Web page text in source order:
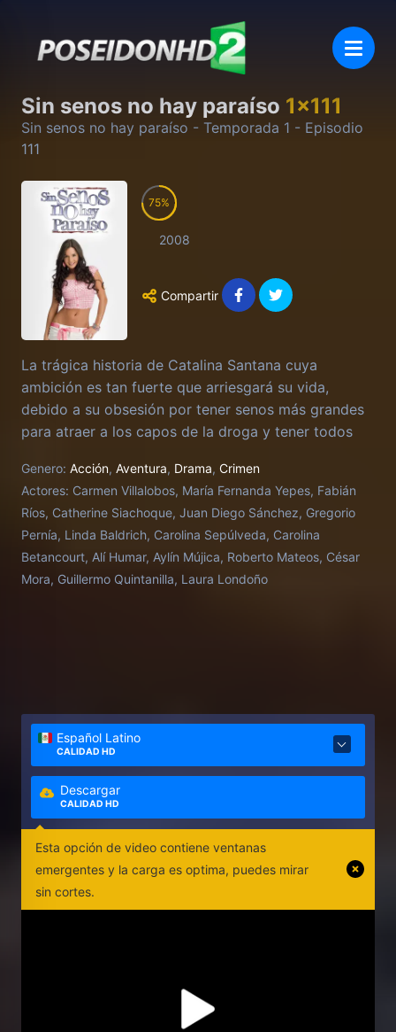
Sin senos no hay paraíso 1x111
Sin senos no hay paraíso - Temporada 1 - Episodio
111
75
2008
Compartir
La trágica historia de Catalina Santana cuya
ambición es tan fuerte que arriesgará su vida,
debido a su obsesión por tener senos más grandes
para atraer a los capos de la droga y tener todos
Genero: Acción, Aventura, Drama, Crimen
Actores: Carmen Villalobos, María Fernanda Yepes, Fabián
Ríos, Catherine Siachoque, Juan Diego Sánchez, Gregorio
Pernía, Linda Baldrich, Carolina Sepúlveda, Carolina
Betancourt, Alí Humar, Aylín Mújica, Roberto Mateos, César
Mora, Guillermo Quintanilla, Laura Londoño
Español Latino
CALIDAD HD
Descargar
CALIDAD HD
Esta opción de video contiene ventanas
emergentes y la carga es optima, puedes mirar
sin cortes.